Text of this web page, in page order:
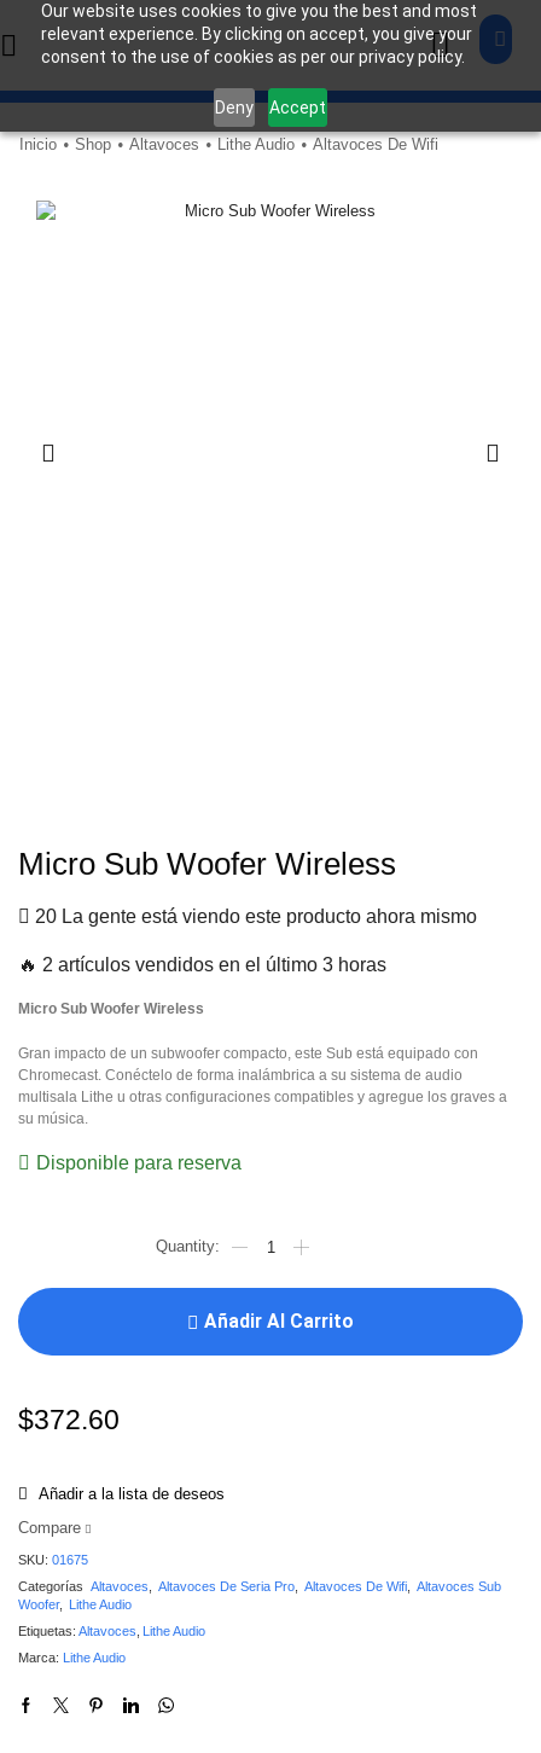
Our website uses cookies to give you the best and most
relevant experience. By clicking on accept, you give your
consent to the use of cookies as per our privacy policy.
Deny Accept
Inicio • Shop • Altavoces • Lithe Audio • Altavoces De Wifi
Micro Sub Woofer Wireless
20 La gente está viendo este producto ahora mismo
🔥 2 artículos vendidos en el último 3 horas
Micro Sub Woofer Wireless
Gran impacto de un subwoofer compacto, este Sub está equipado con
Chromecast. Conéctelo de forma inalámbrica a su sistema de audio
multisala Lithe u otras configuraciones compatibles y agregue los graves a
su música.
Disponible para reserva
Añadir Al Carrito
$372.60
Añadir a la lista de deseos
Compare
SKU: 01675
Categorías Altavoces Altavoces De Seria Pro Altavoces De Wifi
Altavoces Sub
Woofer,
Lithe Audio
Etiquetas: Altavoces Lithe Audio
Marca: Lithe Audio